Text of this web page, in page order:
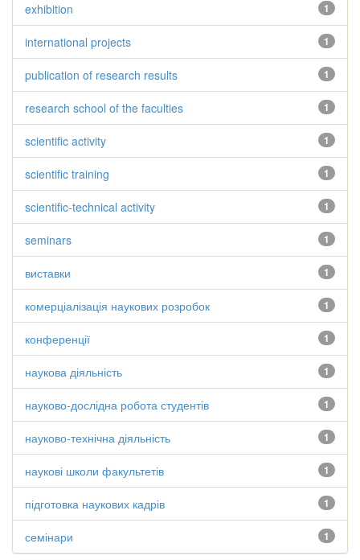
1
exhibition
1
international projects
1
publication of research results
1
research school of the faculties
1
scientific activity
1
scientific training
1
scientific-technical activity
1
seminars
1
виставки
1
комерціалізація наукових розробок
1
конференції
1
наукова діяльність
1
науково-дослідна робота студентів
1
науково-технічна діяльність
1
наукові школи факультетів
1
підготовка наукових кадрів
1
семінари